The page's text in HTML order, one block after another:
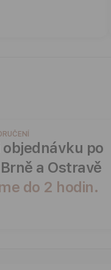
objednávku po
a Ostravě
do 2 hodin.